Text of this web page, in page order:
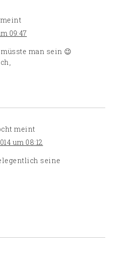
meint
09:47
man sein 😉
meint
um 08:12
seine